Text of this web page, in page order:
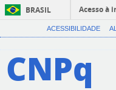
BRASIL
Acesso à
ACESSIBILIDADE
CNPq